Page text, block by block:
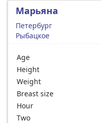
Марьяна
Петербург
Рыбацкое
Age
Height
Weight
Breast size
Hour
Two